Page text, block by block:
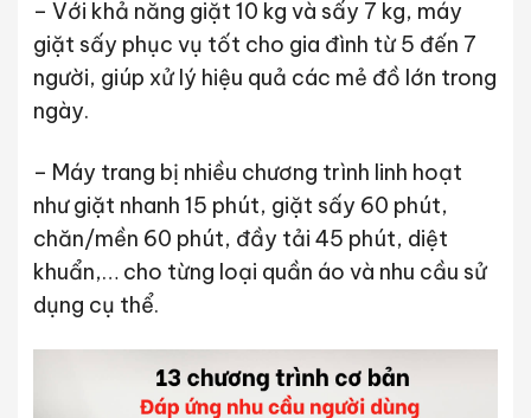
– Với khả năng giặt 10 kg và sấy 7 kg, máy
giặt sấy phục vụ tốt cho gia đình từ 5 đến 7
người, giúp xử lý hiệu quả các mẻ đồ lớn trong
ngày.
– Máy trang bị nhiều chương trình linh hoạt
như giặt nhanh 15 phút, giặt sấy 60 phút,
chăn/mền 60 phút, đầy tải 45 phút, diệt
khuẩn,… cho từng loại quần áo và nhu cầu sử
dụng cụ thể.